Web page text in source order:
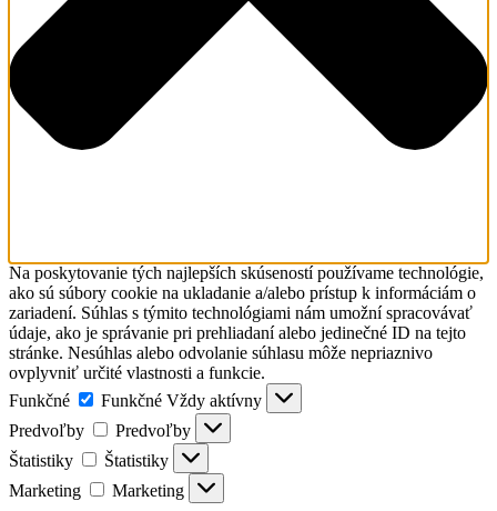
Na poskytovanie tých najlepších skúseností používame technológie,
ako sú súbory cookie na ukladanie a/alebo prístup k informáciám o
zariadení. Súhlas s týmito technológiami nám umožní spracovávať
údaje, ako je správanie pri prehliadaní alebo jedinečné ID na tejto
stránke. Nesúhlas alebo odvolanie súhlasu môže nepriaznivo
ovplyvniť určité vlastnosti a funkcie.
Funkčné
Funkčné Vždy aktívny
Predvoľby
Predvoľby
Štatistiky
Štatistiky
Marketing
Marketing